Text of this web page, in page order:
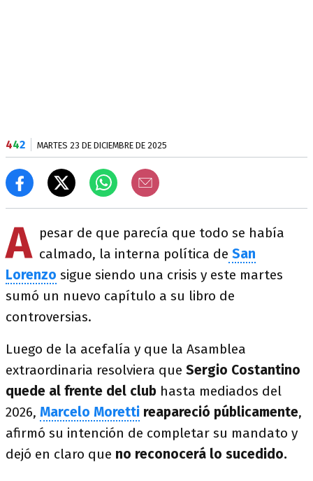
442 MARTES 23 DE DICIEMBRE DE 2025
A pesar de que parecía que todo se había
calmado, la interna política de San
Lorenzo sigue siendo una crisis y este martes
sumó un nuevo capítulo a su libro de
controversias.
Luego de la acefalía y que la Asamblea
extraordinaria resolviera que Sergio Costantino
quede al frente del club hasta mediados del
2026, Marcelo Moretti reapareció públicamente,
afirmó su intención de completar su mandato y
dejó en claro que no reconocerá lo sucedido.